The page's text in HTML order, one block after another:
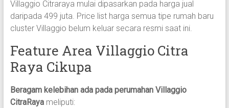
Villaggio Citraraya mulai dipasarkan pada harga jual
daripada 499 juta. Price list harga semua tipe rumah baru
cluster Villaggio belum keluar secara resmi saat ini.
Feature Area Villaggio Citra
Raya Cikupa
Beragam kelebihan ada pada perumahan Villaggio
CitraRayameliputi: